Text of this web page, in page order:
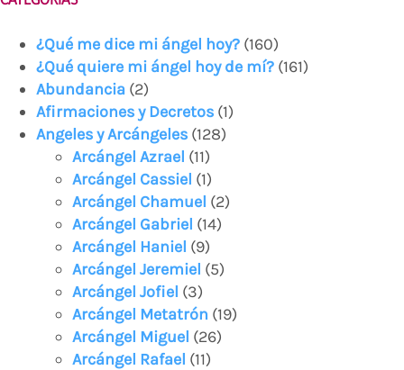
¿Qué me dice mi ángel hoy? (160)
¿Qué quiere mi ángel hoy de mí? (161)
Abundancia (2)
Afirmaciones y Decretos (1)
Angeles y Arcángeles (128)
Arcángel Azrael (11)
Arcángel Cassiel (1)
Arcángel Chamuel (2)
Arcángel Gabriel (14)
Arcángel Haniel (9)
Arcángel Jeremiel (5)
Arcángel Jofiel (3)
Arcángel Metatrón (19)
Arcángel Miguel (26)
Arcángel Rafael (11)